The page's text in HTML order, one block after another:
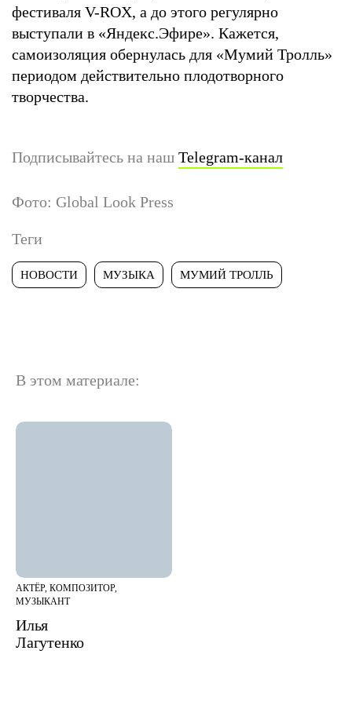
фестиваля V-ROX, а до этого регулярно
выступали в «Яндекс.Эфире». Кажется,
самоизоляция обернулась для «Мумий Тролль»
периодом действительно плодотворного
творчества.
Подписывайтесь на наш Telegram-канал
Фото: Global Look Press
Теги
НОВОСТИ МУЗЫКА МУМИЙ ТРОЛЛЬ
В этом материале:
АКТЁР, КОМПОЗИТОР,
МУЗЫКАНТ
Илья
Лагутенко